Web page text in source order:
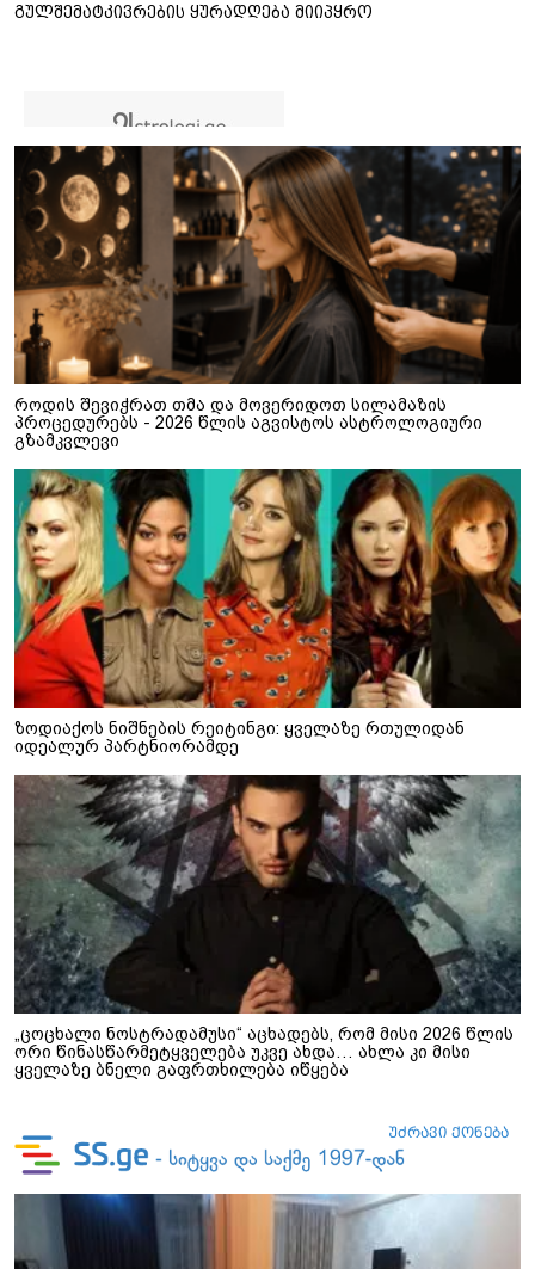
გულშემატკივრების ყურადღება მიიპყრო
როდის შევიჭრათ თმა და მოვერიდოთ სილამაზის
პროცედურებს - 2026 წლის აგვისტოს ასტროლოგიური
გზამკვლევი
ზოდიაქოს ნიშნების რეიტინგი: ყველაზე რთულიდან
იდეალურ პარტნიორამდე
„ცოცხალი ნოსტრადამუსი“ აცხადებს, რომ მისი 2026 წლის
ორი წინასწარმეტყველება უკვე ახდა… ახლა კი მისი
ყველაზე ბნელი გაფრთხილება იწყება